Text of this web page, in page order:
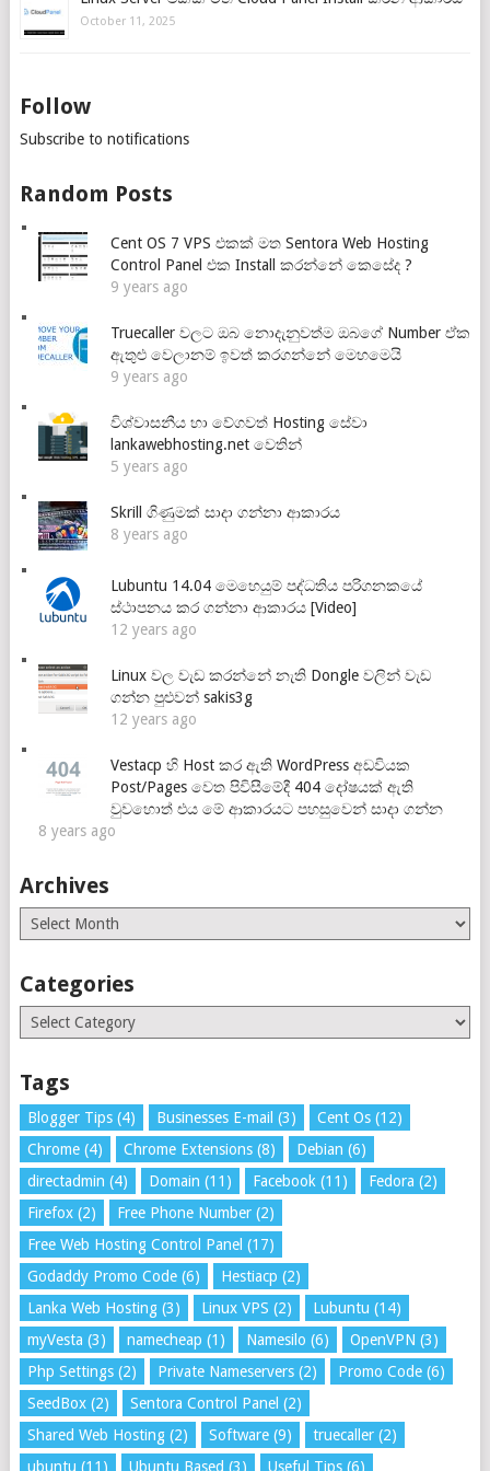
October 11, 2025
Follow
Subscribe to notifications
Random Posts
Cent OS 7 VPS එකක් මත Sentora Web Hosting
Control Panel එක Install කරන්නේ කෙසේද ?
9 years ago
Truecaller වලට ඔබ නොදැනුවත්ම ඔබගේ Number ඒක
ඇතුළු වෙලානම් ඉවත් කරගන්නේ මෙහමෙයි
9 years ago
විශ්වාසනීය හා වේගවත් Hosting සේවා
lankawebhosting.net වෙතින්
5 years ago
Skrill ගිණුමක් සාදා ගන්නා ආකාරය
8 years ago
Lubuntu 14.04 මෙහෙයුම් පද්ධතිය පරිගනකයේ
ස්ථාපනය කර ගන්නා ආකාරය [Video]
12 years ago
Linux වල වැඩ කරන්නේ නැති Dongle වලින් වැඩ
ගන්න පුළුවන් sakis3g
12 years ago
Vestacp හි Host කර ඇති WordPress අඩවියක
Post/Pages වෙත පිවිසීමේදී 404 දෝෂයක් ඇති
වුවහොත් එය මේ ආකාරයට පහසුවෙන් සාදා ගන්න
8 years ago
Archives
Archives
Categories
Categories
Tags
Blogger Tips(4) Businesses E-mail (3) Cent Os(12)
Chrome(4) Chrome Extensions(8) Debian (6)
directadmin (4) Domain (11) Facebook(11) Fedora (2)
Firefox(2) Free Phone Number(2)
Free Web Hosting Control Panel (17)
Godaddy Promo Code(6) Hestiacp (2)
Lanka Web Hosting(3) Linux VPS (2) Lubuntu (14)
myVesta (3) namecheap (1) Namesilo (6) OpenVPN (3)
Php Settings(2) Private Nameservers(2) Promo Code(6)
SeedBox(2) Sentora Control Panel (2)
Shared Web Hosting(2) Software(9) truecaller(2)
ubuntu (11) Ubuntu Based (3) Useful Tips(6)